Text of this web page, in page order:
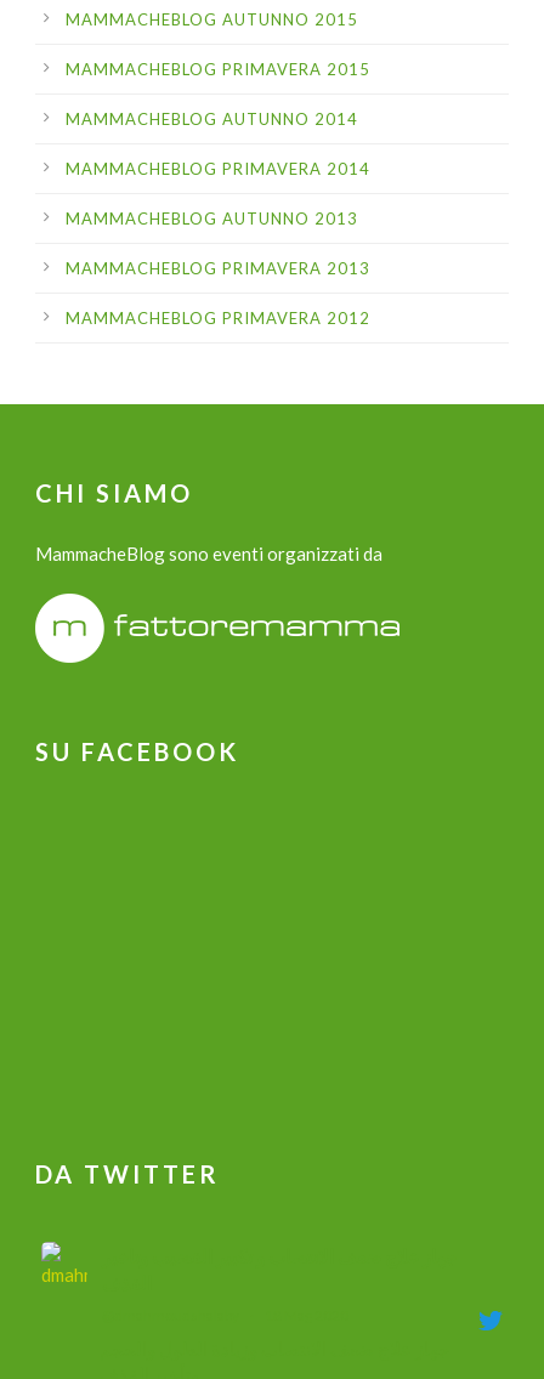
MAMMACHEBLOG AUTUNNO 2015
MAMMACHEBLOG PRIMAVERA 2015
MAMMACHEBLOG AUTUNNO 2014
MAMMACHEBLOG PRIMAVERA 2014
MAMMACHEBLOG AUTUNNO 2013
MAMMACHEBLOG PRIMAVERA 2013
MAMMACHEBLOG PRIMAVERA 2012
CHI SIAMO
MammacheBlog sono eventi organizzati da
SU FACEBOOK
DA TWITTER